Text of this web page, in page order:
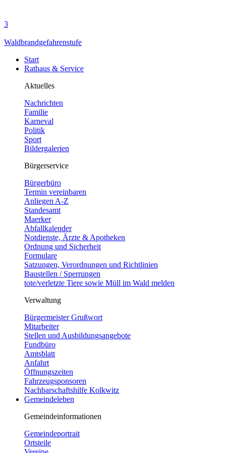
3
Waldbrandgefahrenstufe
Start
Rathaus & Service
Aktuelles
Nachrichten
Familie
Karneval
Politik
Sport
Bildergalerien
Bürgerservice
Bürgerbüro
Termin vereinbaren
Anliegen A-Z
Standesamt
Maerker
Abfallkalender
Notdienste, Ärzte & Apotheken
Ordnung und Sicherheit
Formulare
Satzungen, Verordnungen und Richtlinien
Baustellen / Sperrungen
tote/verletzte Tiere sowie Müll im Wald melden
Verwaltung
Bürgermeister Grußwort
Mitarbeiter
Stellen und Ausbildungsangebote
Fundbüro
Amtsblatt
Anfahrt
Öffnungszeiten
Fahrzeugsponsoren
Nachbarschaftshilfe Kolkwitz
Gemeindeleben
Gemeindeinformationen
Gemeindeportrait
Ortsteile